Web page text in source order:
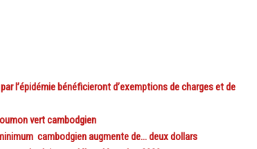
l’épidémie bénéficieront d’exemptions de charges et de
vert cambodgien
cambodgien augmente de… deux dollars